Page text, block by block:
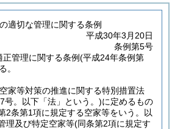
適切な管理に関する条例
平成30年3月20日
条例第5号
正管理に関する条例(平成24年条例第
。
家等対策の推進に関する特別措置法
号。以下「法」という。)に定めるもの
2条第1項に規定する空家等をいう。以
理及び特定空家等(同条第2項に規定す